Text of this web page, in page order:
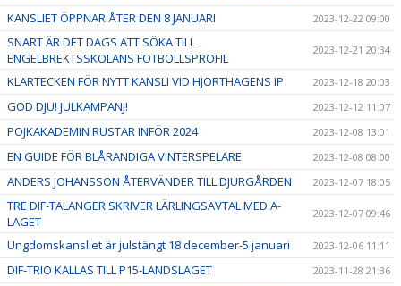
KANSLIET ÖPPNAR ÅTER DEN 8 JANUARI 2023-12-22 09:00
SNART ÄR DET DAGS ATT SÖKA TILL
ENGELBREKTSSKOLANS FOTBOLLSPROFIL
2023-12-21 20:34
KLARTECKEN FÖR NYTT KANSLI VID HJORTHAGENS IP 2023-12-18 20:03
GOD DJU! JULKAMPANJ! 2023-12-12 11:07
POJKAKADEMIN RUSTAR INFÖR 2024 2023-12-08 13:01
EN GUIDE FÖR BLÅRANDIGA VINTERSPELARE 2023-12-08 08:00
ANDERS JOHANSSON ÅTERVÄNDER TILL DJURGÅRDEN 2023-12-07 18:05
TRE DIF-TALANGER SKRIVER LÄRLINGSAVTAL MED A-
LAGET
2023-12-07 09:46
Ungdomskansliet är julstängt 18 december-5 januari 2023-12-06 11:11
DIF-TRIO KALLAS TILL P15-LANDSLAGET 2023-11-28 21:36